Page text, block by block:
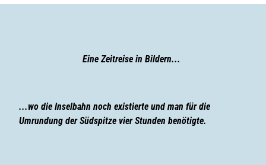
Eine Zeitreise in Bildern...
...wo die Inselbahn noch existierte und man für die
Umrundung der Südspitze vier Stunden benötigte.